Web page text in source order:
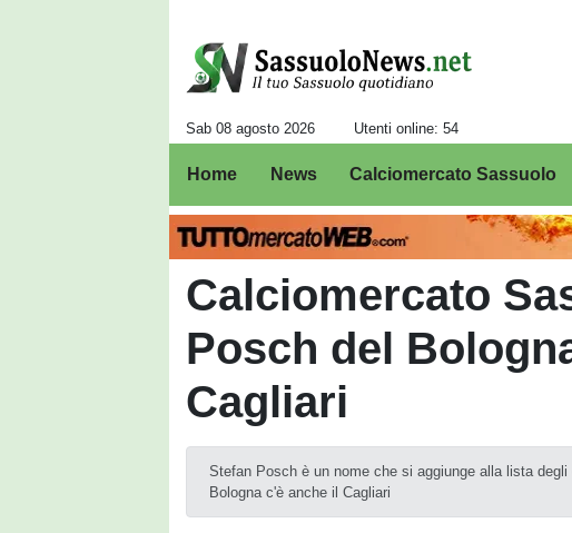
Sab 08 agosto 2026 Utenti online: 54
Home News Calciomercato Sassuolo
Calciomercato
Posch del
Cagliari
Stefan Posch è un nome che si aggiunge alla lista
Bologna c'è anche il Cagliari